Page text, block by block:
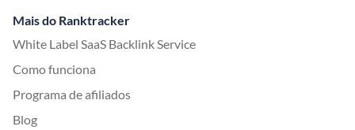
Mais do Ranktracker
White Label SaaS Backlink Service
Como funciona
Programa de afiliados
Blog